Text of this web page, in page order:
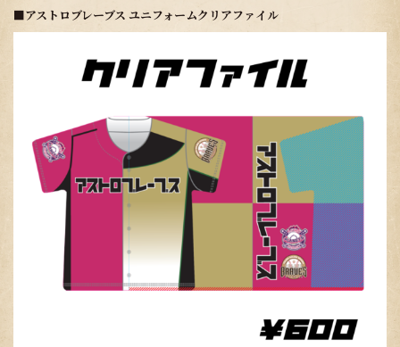
■アストロブレーブス ユニフォームクリアファイル